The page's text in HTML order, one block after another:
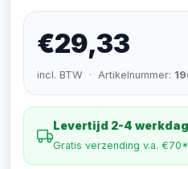
€29,33
incl. BTW · Artikelnummer:
Levertijd 2-4
Gratis verzending v.a. €70*